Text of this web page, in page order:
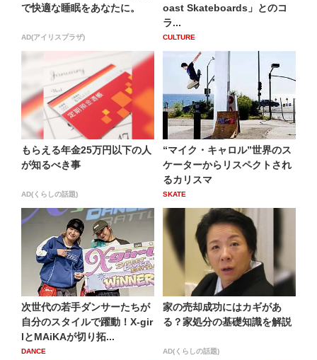
で快適な睡眠をあなたに。
AD(アイリスプラザ)
oast Skateboards」とのコ
ラ...
CULTURE
もらえる年金25万円以下の人
が知るべき事
AD(くらしの話題)
“マイク・キャロル”世界のス
ケーターからリスペクトされ
るカリスマ
SKATE
次世代の若手ダンサーたちが
自分のスタイルで躍動！X-gir
lとMAiKAが切り拓...
DANCE
家の売却成功にはカギがあ
る？家処分の基礎知識を解説
AD(くらしの話題)